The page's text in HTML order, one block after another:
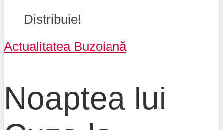
Distribuie!
Actualitatea Buzoiană
Noaptea lui